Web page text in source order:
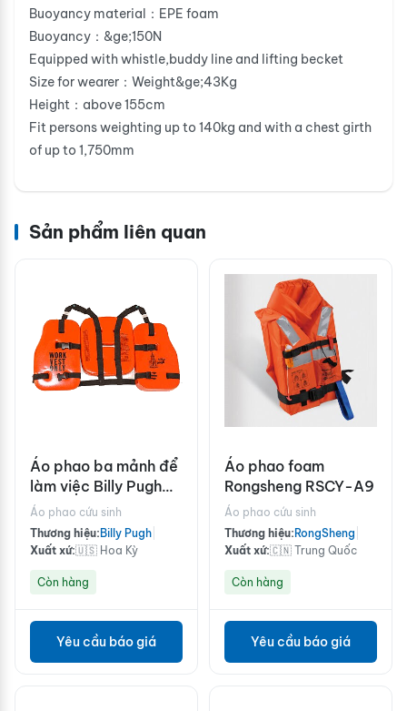
Buoyancy material：EPE foam
Buoyancy：&ge;150N
Equipped with whistle,buddy line and lifting becket
Size for wearer：Weight&ge;43Kg
Height：above 155cm
Fit persons weighting up to 140kg and with a chest girth
of up to 1,750mm
Sản phẩm liên quan
Áo phao ba mảnh để
làm việc Billy Pugh
WVO-50
Áo phao cứu sinh
Thương hiệu: Billy Pugh
Xuất xứ:🇺🇸 Hoa Kỳ
Còn hàng
Yêu cầu báo giá
Áo phao foam
Rongsheng RSCY-A9
Áo phao cứu sinh
Thương hiệu: RongSheng
Xuất xứ:🇨🇳 Trung Quốc
Còn hàng
Yêu cầu báo giá